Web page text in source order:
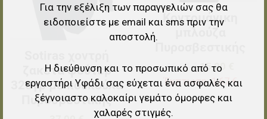
ζακέτα φούτερ
320γρ με κουκούλα
Πυροσβεστικής
Κοντομάνικη
16,67 € 15,00 €
Έκπτωση:1,67 €
Για την εξέλιξη των παραγγελιών σας θα
ειδοποιείστε με email και sms πριν την
αποστολή.
Η διεύθυνση και το προσωπικό από το
εργαστήρι Υφάδι σας εύχεται ένα ασφαλές και
ξέγνοιαστο καλοκαίρι γεμάτο όμορφες και
χαλαρές στιγμές.